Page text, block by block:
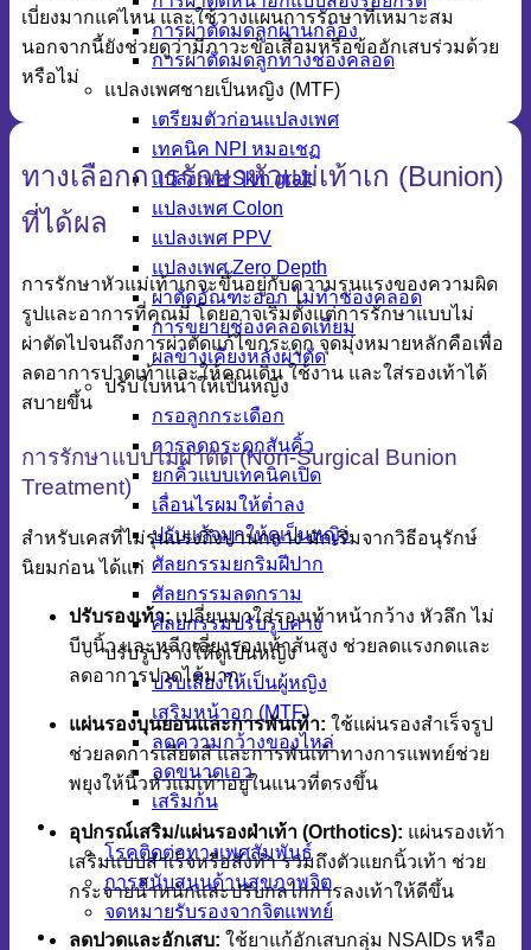
การผ่าตัดมดลูกผ่านกล้อง
การผ่าตัดมดลูกทางช่องคลอด
แปลงเพศชายเป็นหญิง (MTF)
เตรียมตัวก่อนแปลงเพศ
เทคนิค NPI หมอเชฏ
แปลงเพศ Skin graft
แปลงเพศ Colon
แปลงเพศ PPV
แปลงเพศ Zero Depth
ผ่าตัดอัณฑะออก ไม่ทำช่องคลอด
การขยายช่องคลอดเทียม
ผลข้างเคียงหลังผ่าตัด
ปรับใบหน้าให้เป็นหญิง
กรอลูกกระเดือก
การลดกระดูกสันคิ้ว
ยกคิ้วแบบเทคนิคเปิด
เลื่อนไรผมให้ต่ำลง
ปรับแก้จมูกให้ดูเป็นหญิง
ศัลยกรรมยกริมฝีปาก
ศัลยกรรมลดกราม
ศัลยกรรมปรับรูปคาง
ปรับรูปร่างให้ดูเป็นหญิง
ปรับเสียงให้เป็นผู้หญิง
เสริมหน้าอก (MTF)
ลดความกว้างของไหล่
ลดขนาดเอว
เสริมก้น
LGBTQ+
โรคติดต่อทางเพศสัมพันธ์
การสนับสนุนด้านสุขภาพจิต
จดหมายรับรองจากจิตแพทย์
Skin & Anti-aging
เบี่ยงมากแค่ไหน และใช้วางแผนการรักษาที่เหมาะสม
นอกจากนี้ยังช่วยดูว่ามีภาวะข้อเสื่อมหรือข้ออักเสบร่วมด้วย
หรือไม่
ทางเลือกการรักษาหัวแม่เท้าเก (Bunion)
ที่ได้ผล
การรักษาหัวแม่เท้าเกจะขึ้นอยู่กับความรุนแรงของความผิด
รูปและอาการที่คุณมี โดยอาจเริ่มตั้งแต่การรักษาแบบไม่
ผ่าตัดไปจนถึงการผ่าตัดแก้ไขกระดูก จุดมุ่งหมายหลักคือเพื่อ
ลดอาการปวดเท้าและให้คุณเดิน ใช้งาน และใส่รองเท้าได้
สบายขึ้น
การรักษาแบบไม่ผ่าตัด (Non-Surgical Bunion
Treatment)
สำหรับเคสที่ไม่รุนแรงถึงปานกลาง มักเริ่มจากวิธีอนุรักษ์
นิยมก่อน ได้แก่
ปรับรองเท้า:เปลี่ยนมาใส่รองเท้าหน้ากว้าง หัวลึก ไม่
บีบนิ้ว และหลีกเลี่ยงรองเท้าส้นสูง ช่วยลดแรงกดและ
ลดอาการปวดได้มาก
แผ่นรองบุนยอนและการพันเท้า: ใช้แผ่นรองสำเร็จรูป
ช่วยลดการเสียดสี และการพันเท้าทางการแพทย์ช่วย
พยุงให้นิ้วหัวแม่เท้าอยู่ในแนวที่ตรงขึ้น
อุปกรณ์เสริม/แผ่นรองฝ่าเท้า (Orthotics): แผ่นรองเท้า
เสริมแบบสำเร็จหรือสั่งทำ รวมถึงตัวแยกนิ้วเท้า ช่วย
กระจายน้ำหนักและปรับกลไกการลงเท้าให้ดีขึ้น
ลดปวดและอักเสบ: ใช้ยาแก้อักเสบกลุ่ม NSAIDs หรือ